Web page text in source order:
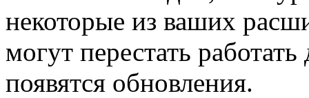
некоторые из ваших
могут перестать
появятся обновления.